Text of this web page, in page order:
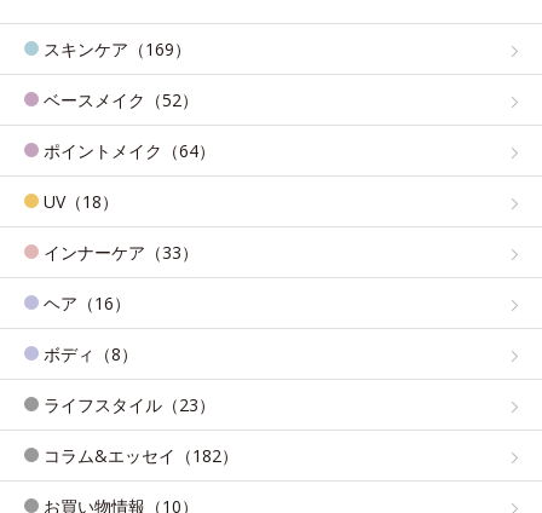
スキンケア（169）
ベースメイク（52）
ポイントメイク（64）
UV（18）
インナーケア（33）
ヘア（16）
ボディ（8）
ライフスタイル（23）
コラム&エッセイ（182）
お買い物情報（10）